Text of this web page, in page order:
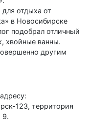
отдыха от
в Новосибирске
подобрал отличный
хвойные ванны.
другим
123, территория
9.